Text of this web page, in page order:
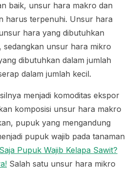
baik, unsur hara makro dan
harus terpenuhi. Unsur hara
hara yang dibutuhkan
sedangkan unsur hara mikro
dibutuhkan dalam jumlah
dalam jumlah kecil.
menjadi komoditas ekspor
komposisi unsur hara makro
pupuk yang mengandung
pupuk wajib pada tanaman
Pupuk Wajib Kelapa Sawit?
Salah satu unsur hara mikro